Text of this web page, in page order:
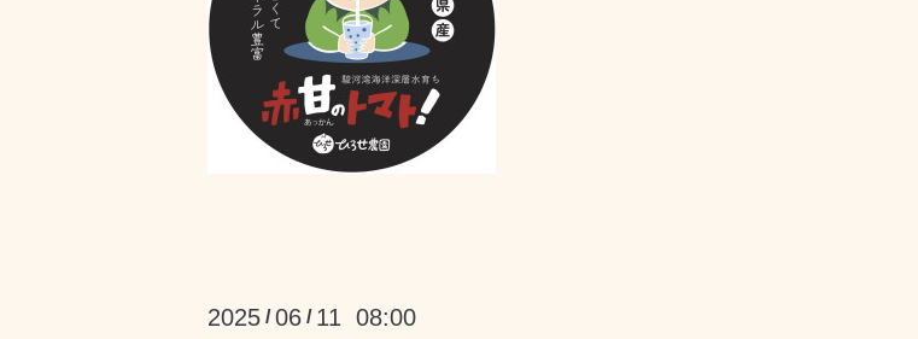
2025 /06 / 11 08:00